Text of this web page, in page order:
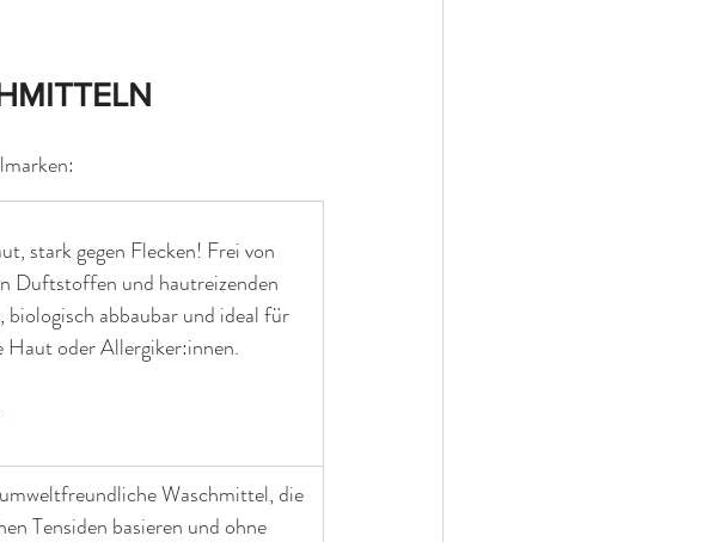
stark gegen Flecken! Frei von
Duftstoffen und hautreizenden
biologisch abbaubar und ideal für
Haut oder Allergiker:innen.
Waschmittel, die
Tensiden basieren und ohne